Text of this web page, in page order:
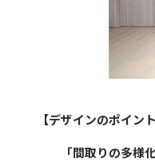
【デザインのポイント
「間取りの多